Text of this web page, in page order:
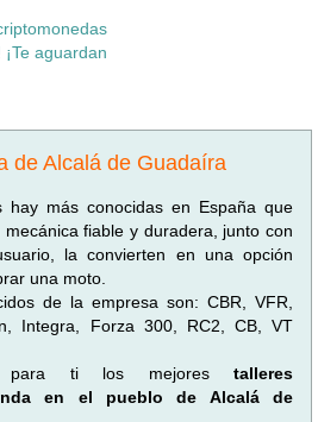
aguardan
de Alcalá de Guadaíra
hay más conocidas en España que
fiable y duradera, junto con
la convierten en una opción
una moto.
de la empresa son: CBR, VFR,
Integra, Forza 300, RC2, CB, VT
para ti los mejores talleres
en el pueblo de Alcalá de